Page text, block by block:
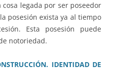
legada por ser poseedor
posesión exista ya al tiempo
Esta posesión puede
notoriedad.
IDENTIDAD DE